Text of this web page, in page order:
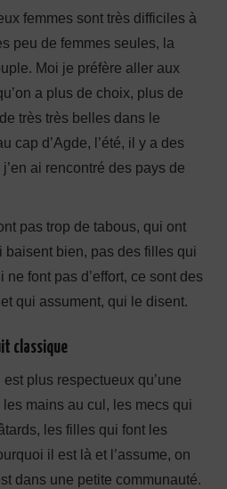
femmes sont très difficiles à
peu de femmes seules, la
Moi je préfère aller aux
a plus de choix, plus de
très très belles dans le
cap d’Agde, l’été, il y a des
ai rencontré des pays de
pas trop de tabous, qui ont
baisent bien, pas des filles qui
font pas d’effort, ce sont des
qui assument, qui le disent.
classique
plus respectueux qu’une
les mains au cul, les mecs qui
les filles qui font les
il est là et l’assume, on
dans une petite communauté.